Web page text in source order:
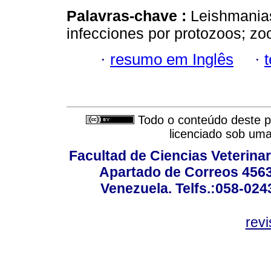
Palavras-chave :
infecciones por protozoos;
· resumo em Inglês ·
Todo o conteúdo deste
licenciado sob
Facultad de Ciencias
Apartado de Correos
Venezuela. Telfs.:058-